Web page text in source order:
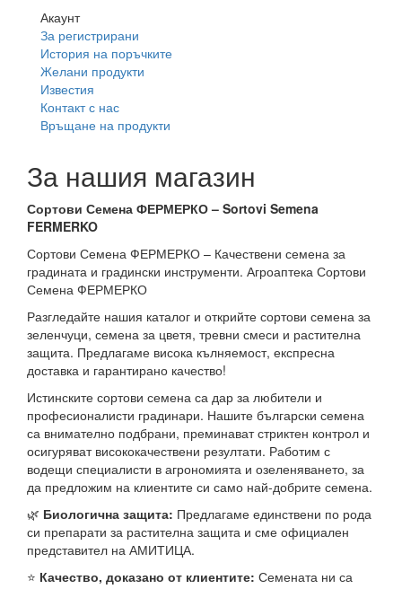
Акаунт
За регистрирани
История на поръчките
Желани продукти
Известия
Контакт с нас
Връщане на продукти
За нашия магазин
Сортови Семена ФЕРМЕРКО – Sortovi Semena
FERMERKO
Сортови Семена ФЕРМЕРКО – Качествени семена за
градината и градински инструменти. Агроаптека Сортови
Семена ФЕРМЕРКО
Разгледайте нашия каталог и открийте сортови семена за
зеленчуци, семена за цветя, тревни смеси и растителна
защита. Предлагаме висока кълняемост, експресна
доставка и гарантирано качество!
Истинските сортови семена са дар за любители и
професионалисти градинари. Нашите български семена
са внимателно подбрани, преминават стриктен контрол и
осигуряват висококачествени резултати. Работим с
водещи специалисти в агрономията и озеленяването, за
да предложим на клиентите си само най-добрите семена.
🌿 Биологична защита: Предлагаме единствени по рода
си препарати за растителна защита и сме официален
представител на АМИТИЦА.
⭐ Качество, доказано от клиентите: Семената ни са